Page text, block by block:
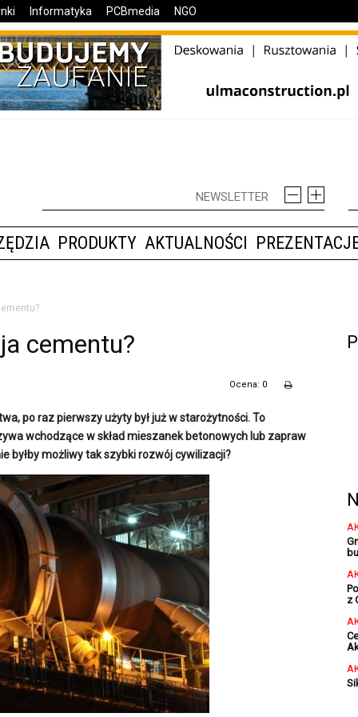
Informatyka PCBmedia NGO
PRODUKTY AKTUALNOŚCI
cementu?
Ocena: 0
po raz pierwszy użyty był już w starożytności. To
wchodzące w skład mieszanek betonowych lub zapraw
byłby możliwy tak szybki rozwój cywilizacji?
z